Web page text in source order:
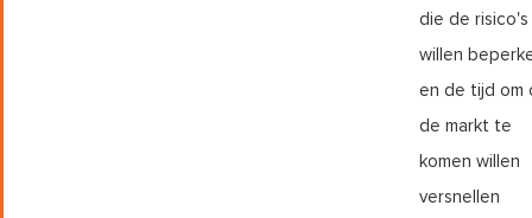
die de risico's
willen
en de tijd om
de markt te
komen willen
versnellen